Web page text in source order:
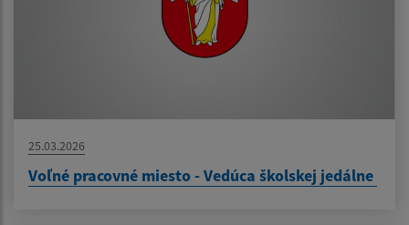
25.03.2026
Voľné pracovné miesto - Vedúca školskej jedálne